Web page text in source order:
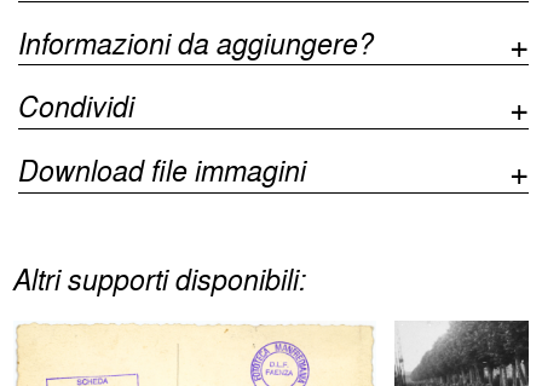
Informazioni da aggiungere?
Condividi
Download file immagini
Altri supporti disponibili: